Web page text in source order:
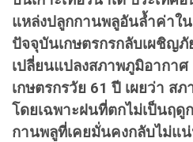
แหล่งปลูกกานพลูอันล้ำค่า
ปัจจุบันเกษตรกรกลับเผชิญภั
เปลี่ยนแปลงสภาพภูมิอากาศ
เกษตรกรวัย 61 ปี เผยว่า ส
โดยเฉพาะฝนที่ตกไม่เป็นฤดู
กานพลูที่เคยมั่นคงกลับไม่แ